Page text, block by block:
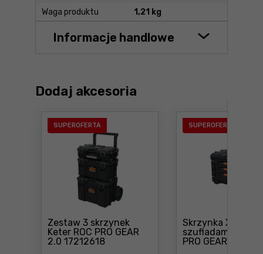
Waga produktu
1,21 kg
Informacje handlowe
Dodaj akcesoria
SUPEROFERTA
Zestaw 3 skrzynek
Keter ROC PRO GEAR
2.0 17212618
SUPEROFERTA
Skrzynka XL z 3
szufladami Keter
PRO GEAR 2.0